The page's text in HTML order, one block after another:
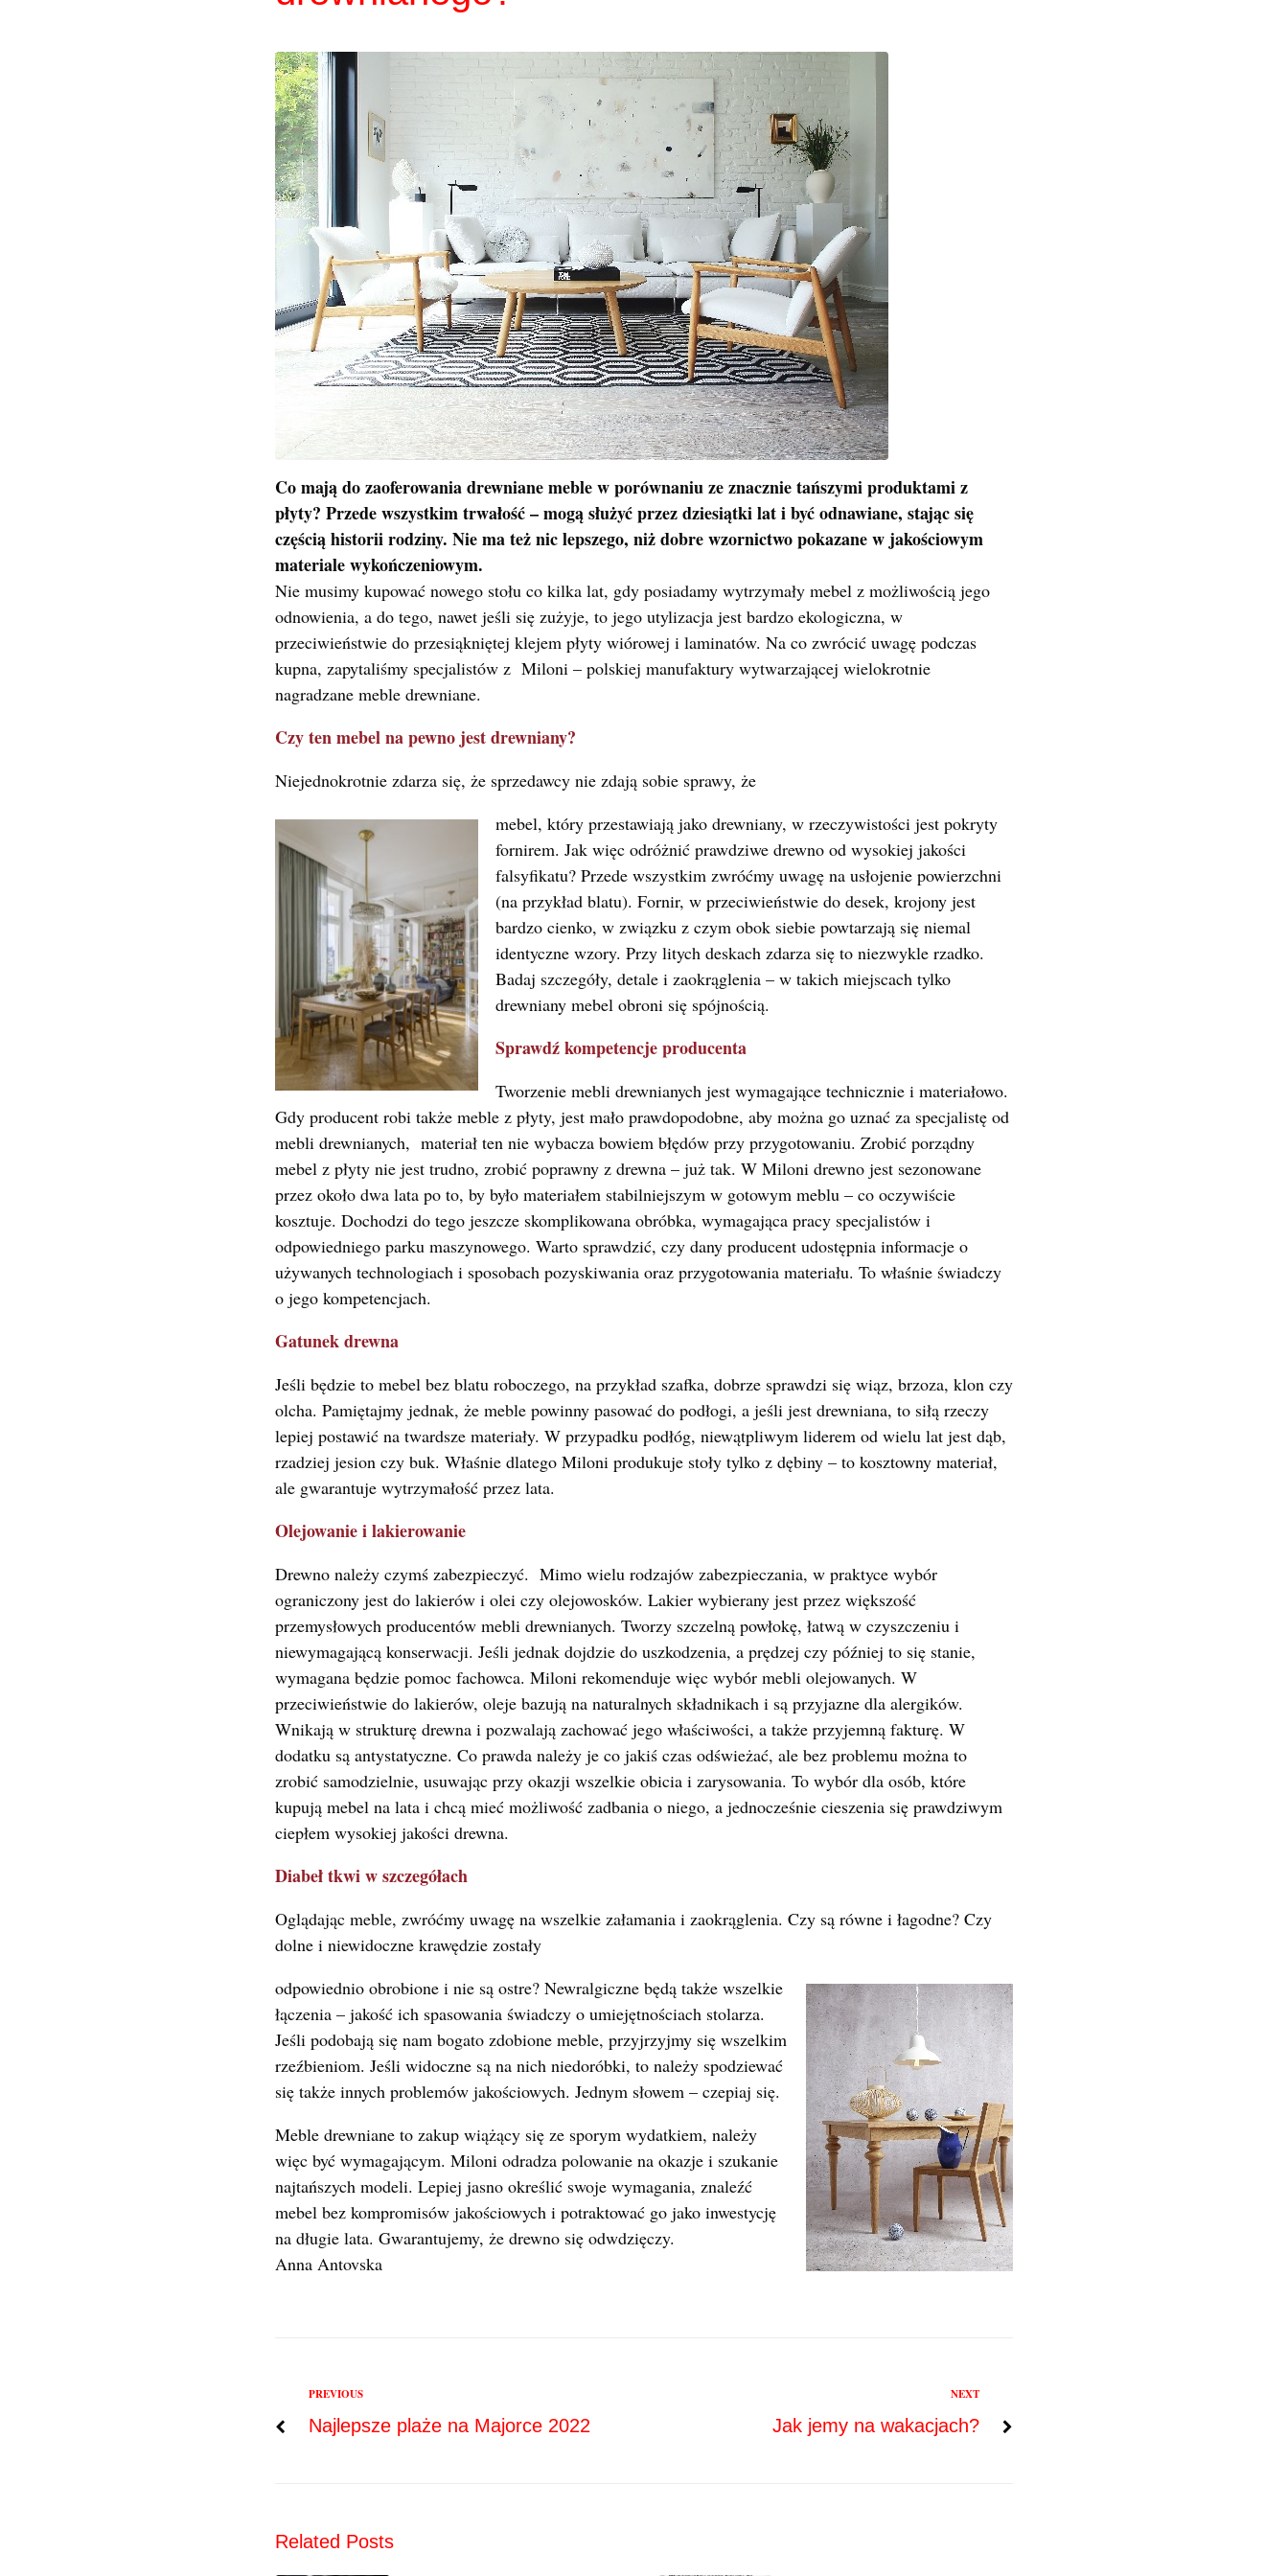
Co mają do zaoferowania drewniane meble w porównaniu ze znacznie tańszymi produktami z
płyty? Przede wszystkim trwałość – mogą służyć przez dziesiątki lat i być odnawiane, stając się
częścią historii rodziny. Nie ma też nic lepszego, niż dobre wzornictwo pokazane w jakościowym
materiale wykończeniowym.
Nie musimy kupować nowego stołu co kilka lat, gdy posiadamy wytrzymały mebel z możliwością jego
odnowienia, a do tego, nawet jeśli się zużyje, to jego utylizacja jest bardzo ekologiczna, w
przeciwieństwie do przesiąkniętej klejem płyty wiórowej i laminatów. Na co zwrócić uwagę podczas
kupna, zapytaliśmy specjalistów z Miloni – polskiej manufaktury wytwarzającej wielokrotnie
nagradzane meble drewniane.
Czy ten mebel na pewno jest drewniany?
Niejednokrotnie zdarza się, że sprzedawcy nie zdają sobie sprawy, że
mebel, który przestawiają jako drewniany, w rzeczywistości jest pokryty
fornirem. Jak więc odróżnić prawdziwe drewno od wysokiej jakości
falsyfikatu? Przede wszystkim zwróćmy uwagę na usłojenie powierzchni
(na przykład blatu). Fornir, w przeciwieństwie do desek, krojony jest
bardzo cienko, w związku z czym obok siebie powtarzają się niemal
identyczne wzory. Przy litych deskach zdarza się to niezwykle rzadko.
Badaj szczegóły, detale i zaokrąglenia – w takich miejscach tylko
drewniany mebel obroni się spójnością.
Sprawdź kompetencje producenta
Tworzenie mebli drewnianych jest wymagające technicznie i materiałowo.
Gdy producent robi także meble z płyty, jest mało prawdopodobne, aby można go uznać za specjalistę od
mebli drewnianych, materiał ten nie wybacza bowiem błędów przy przygotowaniu. Zrobić porządny
mebel z płyty nie jest trudno, zrobić poprawny z drewna – już tak. W Miloni drewno jest sezonowane
przez około dwa lata po to, by było materiałem stabilniejszym w gotowym meblu – co oczywiście
kosztuje. Dochodzi do tego jeszcze skomplikowana obróbka, wymagająca pracy specjalistów i
odpowiedniego parku maszynowego. Warto sprawdzić, czy dany producent udostępnia informacje o
używanych technologiach i sposobach pozyskiwania oraz przygotowania materiału. To właśnie świadczy
o jego kompetencjach.
Gatunek drewna
Jeśli będzie to mebel bez blatu roboczego, na przykład szafka, dobrze sprawdzi się wiąz, brzoza, klon czy
olcha. Pamiętajmy jednak, że meble powinny pasować do podłogi, a jeśli jest drewniana, to siłą rzeczy
lepiej postawić na twardsze materiały. W przypadku podłóg, niewątpliwym liderem od wielu lat jest dąb,
rzadziej jesion czy buk. Właśnie dlatego Miloni produkuje stoły tylko z dębiny – to kosztowny materiał,
ale gwarantuje wytrzymałość przez lata.
Olejowanie i lakierowanie
Drewno należy czymś zabezpieczyć. Mimo wielu rodzajów zabezpieczania, w praktyce wybór
ograniczony jest do lakierów i olei czy olejowosków. Lakier wybierany jest przez większość
przemysłowych producentów mebli drewnianych. Tworzy szczelną powłokę, łatwą w czyszczeniu i
niewymagającą konserwacji. Jeśli jednak dojdzie do uszkodzenia, a prędzej czy później to się stanie,
wymagana będzie pomoc fachowca. Miloni rekomenduje więc wybór mebli olejowanych. W
przeciwieństwie do lakierów, oleje bazują na naturalnych składnikach i są przyjazne dla alergików.
Wnikają w strukturę drewna i pozwalają zachować jego właściwości, a także przyjemną fakturę. W
dodatku są antystatyczne. Co prawda należy je co jakiś czas odświeżać, ale bez problemu można to
zrobić samodzielnie, usuwając przy okazji wszelkie obicia i zarysowania. To wybór dla osób, które
kupują mebel na lata i chcą mieć możliwość zadbania o niego, a jednocześnie cieszenia się prawdziwym
ciepłem wysokiej jakości drewna.
Diabeł tkwi w szczegółach
Oglądając meble, zwróćmy uwagę na wszelkie załamania i zaokrąglenia. Czy są równe i łagodne? Czy
dolne i niewidoczne krawędzie zostały
odpowiednio obrobione i nie są ostre? Newralgiczne będą także wszelkie
łączenia – jakość ich spasowania świadczy o umiejętnościach stolarza.
Jeśli podobają się nam bogato zdobione meble, przyjrzyjmy się wszelkim
rzeźbieniom. Jeśli widoczne są na nich niedoróbki, to należy spodziewać
się także innych problemów jakościowych. Jednym słowem – czepiaj się.
Meble drewniane to zakup wiążący się ze sporym wydatkiem, należy
więc być wymagającym. Miloni odradza polowanie na okazje i szukanie
najtańszych modeli. Lepiej jasno określić swoje wymagania, znaleźć
mebel bez kompromisów jakościowych i potraktować go jako inwestycję
na długie lata. Gwarantujemy, że drewno się odwdzięczy.
Anna Antovska
Nawigacja
Previous
PREVIOUS
Najlepsze plaże na Majorce 2022
NEXT
Jak jemy na wakacjach?
Related Posts